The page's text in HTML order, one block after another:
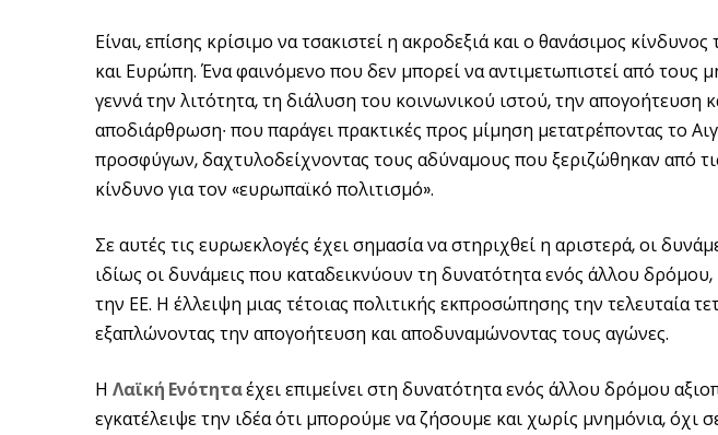
Είναι, επίσης κρίσιμο να τσακιστεί η ακροδεξιά και ο θανάσιμος
και Ευρώπη. Ένα φαινόμενο που δεν μπορεί να αντιμετωπιστεί από τους
γεννά την λιτότητα, τη διάλυση του κοινωνικού ιστού, την απογοήτευση
αποδιάρθρωση∙ που παράγει πρακτικές προς μίμηση μετατρέποντας το
προσφύγων, δαχτυλοδείχνοντας τους αδύναμους που ξεριζώθηκαν από
κίνδυνο για τον «ευρωπαϊκό πολιτισμό».
Σε αυτές τις ευρωεκλογές έχει σημασία να στηριχθεί η αριστερά, οι
ιδίως οι δυνάμεις που καταδεικνύουν τη δυνατότητα ενός άλλου
την ΕΕ. Η έλλειψη μιας τέτοιας πολιτικής εκπροσώπησης την τελευταία
εξαπλώνοντας την απογοήτευση και αποδυναμώνοντας τους αγώνες.
Η Λαϊκή Ενότηταέχει επιμείνει στη δυνατότητα ενός άλλου δρόμου
εγκατέλειψε την ιδέα ότι μπορούμε να ζήσουμε και χωρίς μνημόνια, όχι